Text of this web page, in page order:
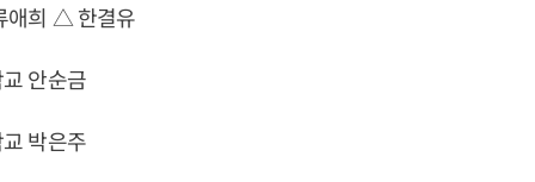
애희 △ 한결유
안순금
박은주